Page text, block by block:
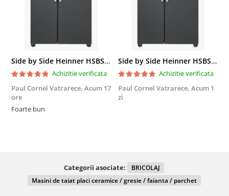
Side by Side Heinner HSBS-HM439NFINVDGWDE++, Total No Frost, Compresor Inverter, Dozator Apa, Display Touch LED, 439 L, Clasa E, Gri Antracit Texturat
Achizitie verificata
Paul Cornel Vatrarece, Acum 17
ore
Foarte bun
Side by Side Heinner HSBS-HM439NFINVDGWDE++, Total No Frost, Compresor Inverter, Dozator Apa, Display Touch LED, 439 L, Clasa E, Gri Antracit Texturat
Achizitie verificata
Paul Cornel Vatrarece, Acum 1
zi
Categorii asociate:
BRICOLAJ
Masini de taiat placi ceramice / gresie / faianta / parchet